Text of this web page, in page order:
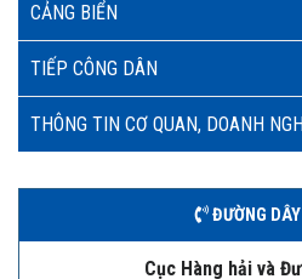
CẢNG BIỂN
TIẾP CÔNG DÂN
THÔNG TIN CƠ QUAN, DOANH
ĐƯỜNG
Cục Hàng hải và